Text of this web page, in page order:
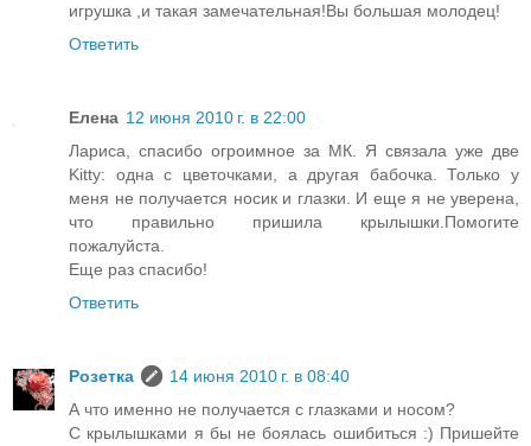
игрушка ,и такая замечательная!Вы большая молодец!
Ответить
Елена 12 июня 2010 г. в 22:00
Лариса, спасибо огроимное за МК. Я связала уже две
Kitty: одна с цветочками, а другая бабочка. Только у
меня не получается носик и глазки. И еще я не уверена,
что правильно пришила крылышки.Помогите
пожалуйста.
Еще раз спасибо!
Ответить
Розетка
14 июня 2010 г. в 08:40
А что именно не получается с глазками и носом?
С крылышками я бы не боялась ошибиться :) Пришейте